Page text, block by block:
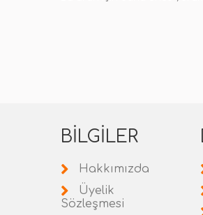
BILGILER
Hakkımızda
Üyelik
Sözleşmesi